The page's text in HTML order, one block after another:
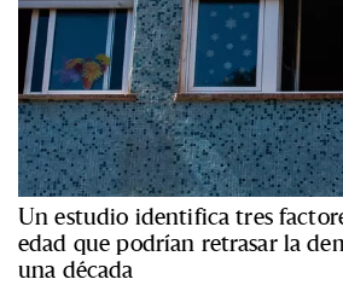
Un estudio identifica tres
edad que podrían retrasar la
una década